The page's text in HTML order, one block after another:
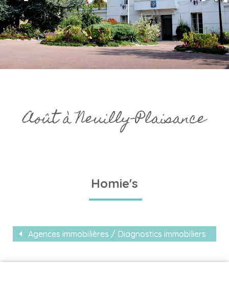
Août à Neuilly-Plaisance
Homie's
Agences immobilières / Diagnostics immobiliers